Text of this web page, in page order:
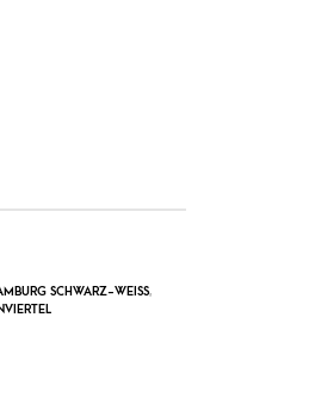
SCHWARZ-WEISS,